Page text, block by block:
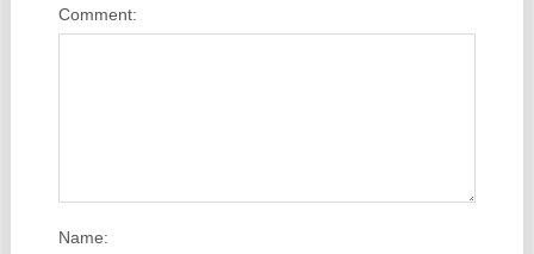
Comment:
Name: